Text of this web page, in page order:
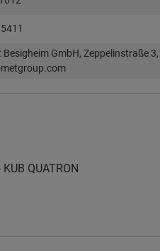
Besigheim GmbH, Zeppelinstraße
QUATRON